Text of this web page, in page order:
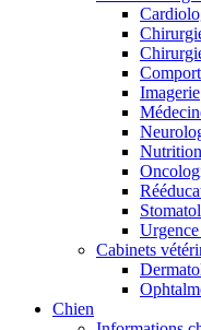
Imagerie
Nutrition
Cabinets
Chien